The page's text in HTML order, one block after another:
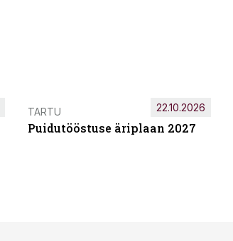
TARTU
Puidutööstuse äriplaan 2027
22.10.2026